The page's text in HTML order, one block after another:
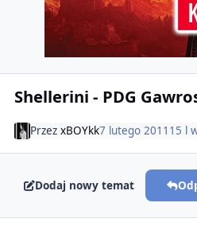
Shellerini - PDG
Przez xBOYkk7 lutego 2011 15 l
Dodaj nowy temat